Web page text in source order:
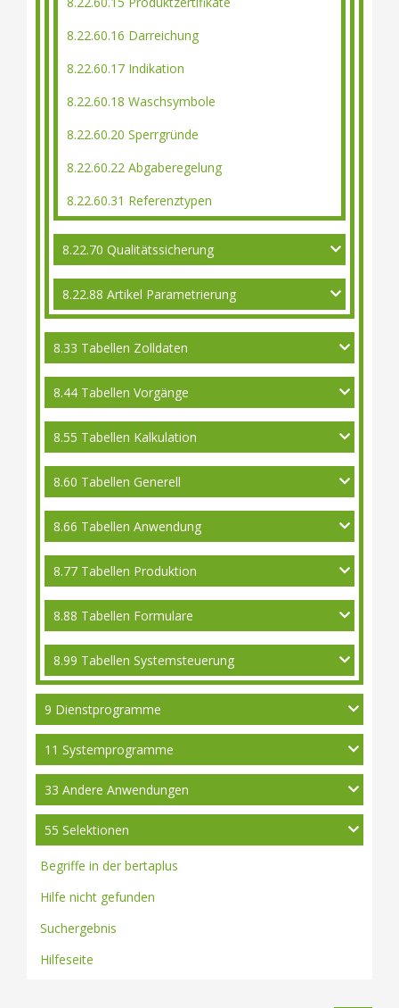
8.22.60.16 Darreichung
8.22.60.17 Indikation
8.22.60.18 Waschsymbole
8.22.60.20 Sperrgründe
8.22.60.22 Abgaberegelung
8.22.60.31 Referenztypen
8.22.70 Qualitätssicherung
8.22.88 Artikel Parametrierung
8.33 Tabellen Zolldaten
8.44 Tabellen Vorgänge
8.55 Tabellen Kalkulation
8.60 Tabellen Generell
8.66 Tabellen Anwendung
8.77 Tabellen Produktion
8.88 Tabellen Formulare
8.99 Tabellen Systemsteuerung
9 Dienstprogramme
11 Systemprogramme
33 Andere Anwendungen
55 Selektionen
Begriffe in der bertaplus
Hilfe nicht gefunden
Suchergebnis
Hilfeseite